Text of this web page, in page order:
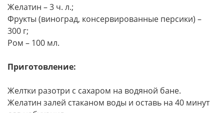
Желатин – 3 ч. л.;
Фрукты (виноград, консервированные персики) –
300 г;
Ром – 100 мл.
Приготовление:
Желтки разотри с сахаром на водяной бане.
Желатин залей стаканом воды и оставь на 40 минут